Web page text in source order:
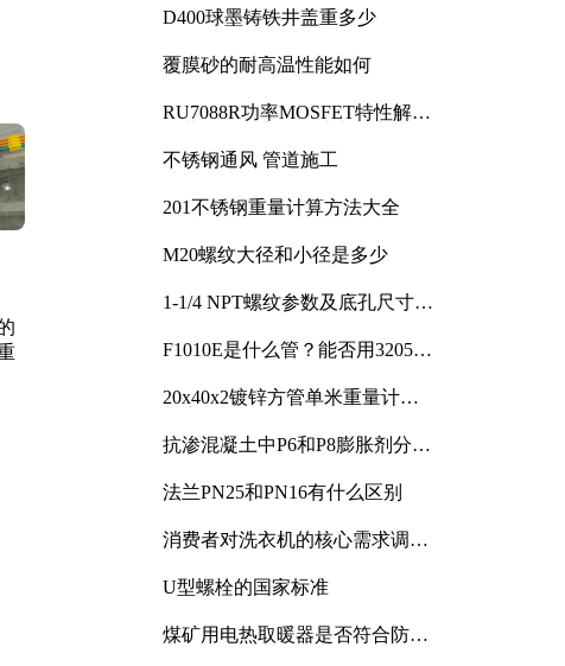
D400球墨铸铁井盖重多少
覆膜砂的耐高温性能如何
RU7088R功率MOSFET特性解析
不锈钢通风 管道施工
201不锈钢重量计算方法大全
M20螺纹大径和小径是多少
1-1/4 NPT螺纹参数及底孔尺寸详
F1010E是什么管？能否用3205或
20x40x2镀锌方管单米重量计算
抗渗混凝土中P6和P8膨胀剂分别
法兰PN25和PN16有什么区别
消费者对洗衣机的核心需求调研
U型螺栓的国家标准
煤矿用电热取暖器是否符合防爆